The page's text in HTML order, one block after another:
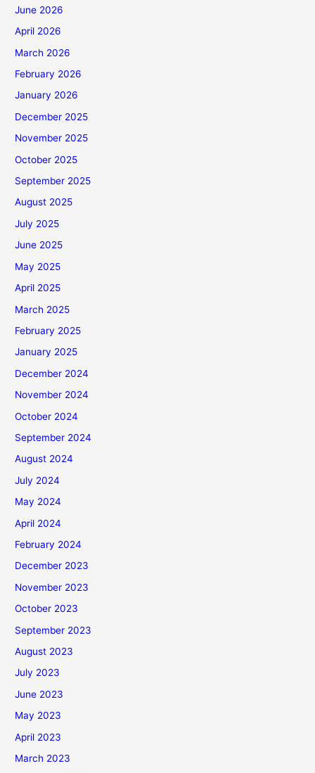
June 2026
April 2026
March 2026
February 2026
January 2026
December 2025
November 2025
October 2025
September 2025
August 2025
July 2025
June 2025
May 2025
April 2025
March 2025
February 2025
January 2025
December 2024
November 2024
October 2024
September 2024
August 2024
July 2024
May 2024
April 2024
February 2024
December 2023
November 2023
October 2023
September 2023
August 2023
July 2023
June 2023
May 2023
April 2023
March 2023